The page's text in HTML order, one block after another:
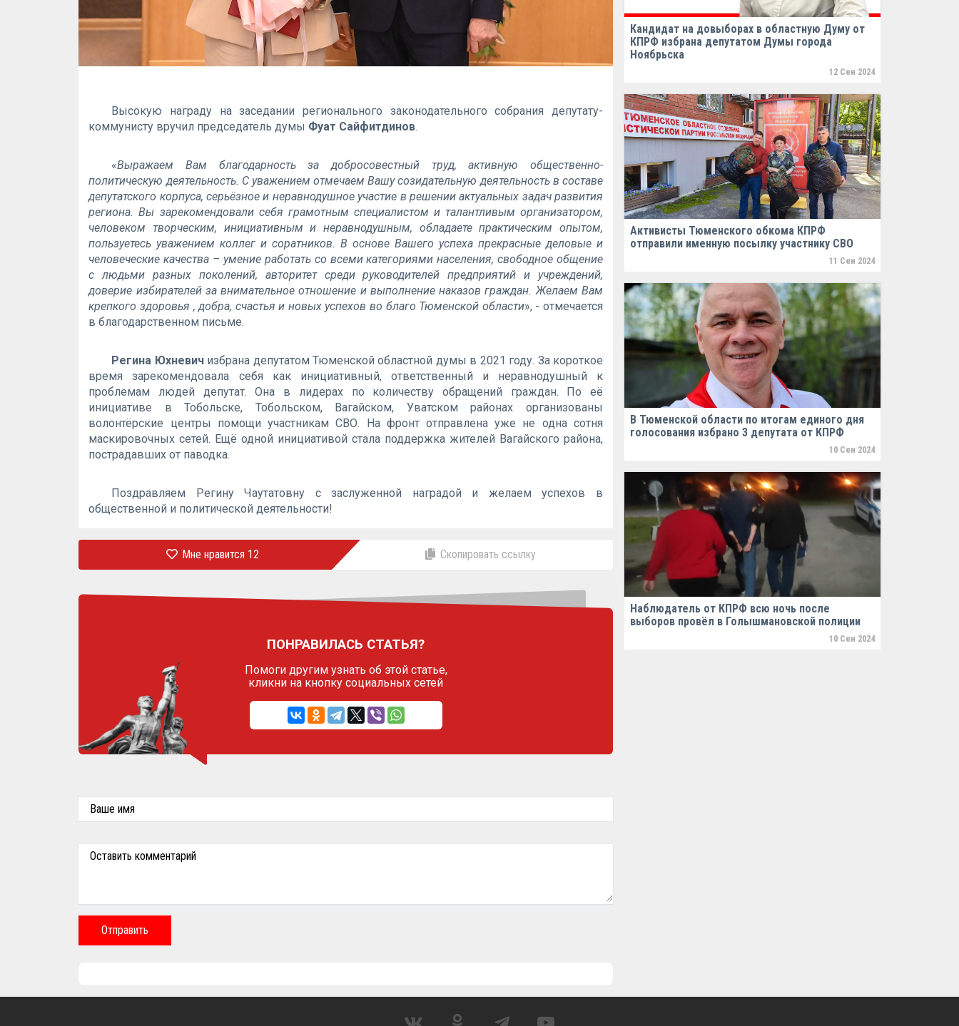
Высокую награду на заседании регионального законодательного собрания депутату-
коммунисту вручил председатель думы Фуат Сайфитдинов.
«Выражаем Вам благодарность за добросовестный труд, активную общественно-
политическую деятельность. С уважением отмечаем Вашу созидательную деятельность в составе
депутатского корпуса, серьёзное и неравнодушное участие в решении актуальных задач развития
региона. Вы зарекомендовали себя грамотным специалистом и талантливым организатором,
человеком творческим, инициативным и неравнодушным, обладаете практическим опытом,
пользуетесь уважением коллег и соратников. В основе Вашего успеха прекрасные деловые и
человеческие качества – умение работать со всеми категориями населения, свободное общение
с людьми разных поколений, авторитет среди руководителей предприятий и учреждений,
доверие избирателей за внимательное отношение и выполнение наказов граждан. Желаем Вам
крепкого здоровья , добра, счастья и новых успехов во благо Тюменской области», - отмечается
в благодарственном письме.
Регина Юхневичизбрана депутатом Тюменской областной думы в 2021 году. За короткое
время зарекомендовала себя как инициативный, ответственный и неравнодушный к
проблемам людей депутат. Она в лидерах по количеству обращений граждан. По её
инициативе в Тобольске, Тобольском, Вагайском, Уватском районах организованы
волонтёрские центры помощи участникам СВО. На фронт отправлена уже не одна сотня
маскировочных сетей. Ещё одной инициативой стала поддержка жителей Вагайского района,
пострадавших от паводка.
Поздравляем Регину Чаутатовну с заслуженной наградой и желаем успехов в
общественной и политической деятельности!
Мне нравится 12 Скопировать ссылку
ПОНРАВИЛАСЬ СТАТЬЯ?
Помоги другим узнать об этой статье,
кликни на кнопку социальных сетей
Ваше имя
Оставить комментарий
Отправить
Кандидат на довыборах в областную Думу от
КПРФ избрана депутатом Думы города
Ноябрьска
12 Сен 2024
Активисты Тюменского обкома КПРФ
отправили именную посылку участнику СВО
11 Сен 2024
В Тюменской области по итогам единого дня
голосования избрано 3 депутата от КПРФ
10 Сен 2024
Наблюдатель от КПРФ всю ночь после
выборов провёл в Голышмановской полиции
10 Сен 2024